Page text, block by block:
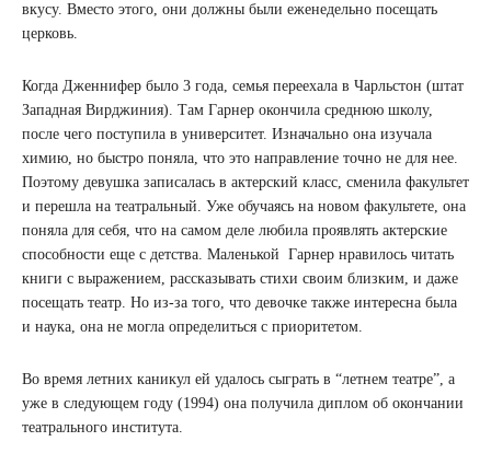
вкусу. Вместо этого, они должны были еженедельно посещать
церковь.
Когда Дженнифер было 3 года, семья переехала в Чарльстон (штат
Западная Вирджиния). Там Гарнер окончила среднюю школу,
после чего поступила в университет. Изначально она изучала
химию, но быстро поняла, что это направление точно не для нее.
Поэтому девушка записалась в актерский класс, сменила факультет
и перешла на театральный. Уже обучаясь на новом факультете, она
поняла для себя, что на самом деле любила проявлять актерские
способности еще с детства. Маленькой Гарнер нравилось читать
книги с выражением, рассказывать стихи своим близким, и даже
посещать театр. Но из-за того, что девочке также интересна была
и наука, она не могла определиться с приоритетом.
Во время летних каникул ей удалось сыграть в “летнем театре”, а
уже в следующем году (1994) она получила диплом об окончании
театрального института.